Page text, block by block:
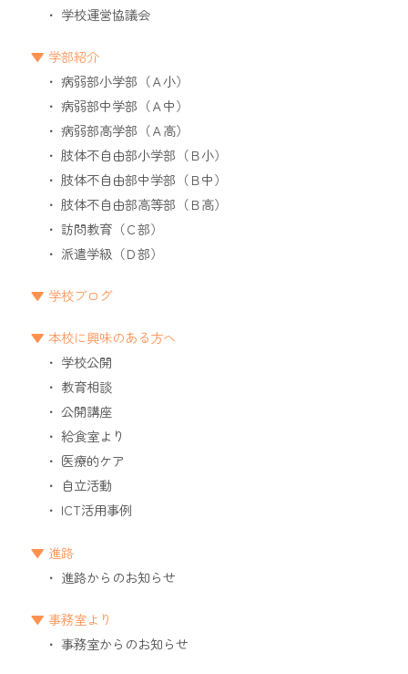
学校運営協議会
学部紹介
病弱部小学部（Ａ小）
病弱部中学部（Ａ中）
病弱部高学部（Ａ高）
肢体不自由部小学部（Ｂ小）
肢体不自由部中学部（Ｂ中）
肢体不自由部高等部（Ｂ高）
訪問教育（Ｃ部）
派遣学級（Ｄ部）
学校ブログ
本校に興味のある方へ
学校公開
教育相談
公開講座
給食室より
医療的ケア
自立活動
ICT活用事例
進路
進路からのお知らせ
事務室より
事務室からのお知らせ